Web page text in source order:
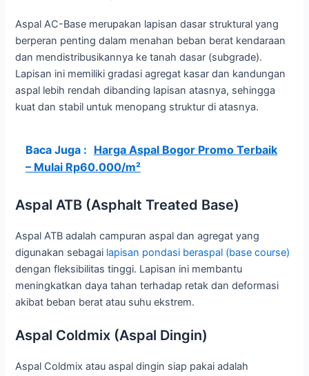
Aspal AC-Base merupakan lapisan dasar struktural yang
berperan penting dalam menahan beban berat kendaraan
dan mendistribusikannya ke tanah dasar (subgrade).
Lapisan ini memiliki gradasi agregat kasar dan kandungan
aspal lebih rendah dibanding lapisan atasnya, sehingga
kuat dan stabil untuk menopang struktur di atasnya.
Baca Juga : Harga Aspal Bogor Promo Terbaik
– Mulai Rp60.000/m²
Aspal ATB (Asphalt Treated Base)
Aspal ATB adalah campuran aspal dan agregat yang
digunakan sebagai lapisan pondasi beraspal (base course)
dengan fleksibilitas tinggi. Lapisan ini membantu
meningkatkan daya tahan terhadap retak dan deformasi
akibat beban berat atau suhu ekstrem.
Aspal Coldmix (Aspal Dingin)
Aspal Coldmix atau aspal dingin siap pakai adalah